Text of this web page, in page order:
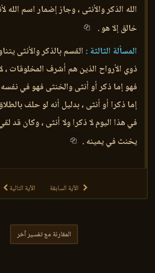
الله الذكر والأنثى ، وجاز إضمار اسم الله
خالق إلا هو .
المسألة الثالثة : القسم بالذكر والأنثى
ذوي الأرواح الذين هم أشرف المخلوقات ،
فهو إما ذكر أو أنثى والخنثى فهو في
إما ذكرا أو أنثى ، بدليل أنه لو حلف
في هذا اليوم لا ذكرا ولا أنثى ، وكان قد
يخنث في يمينه .
الآية السابقة الآية التالية
المقارنة مع تفسير آخر